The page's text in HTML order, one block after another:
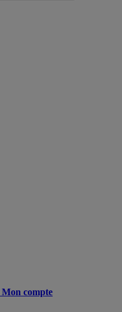
Mon compte